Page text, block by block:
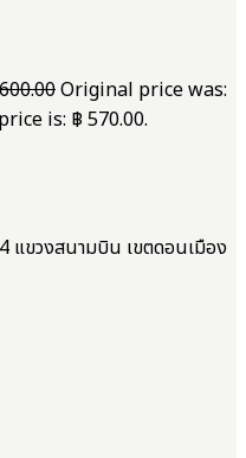
Original price was:
is: ฿ 570.00.
แขวงสนามบิน เขตดอนเมือง